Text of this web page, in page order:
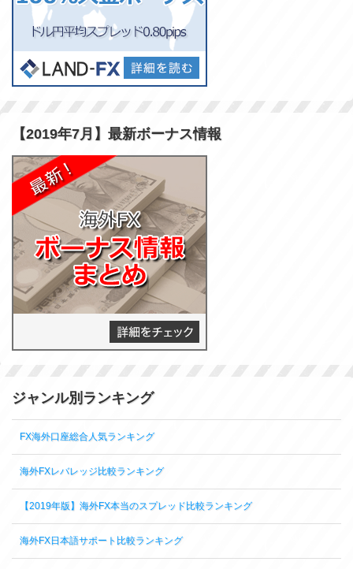
【2019年7月】最新ボーナス情報
ジャンル別ランキング
FX海外口座総合人気ランキング
海外FXレバレッジ比較ランキング
【2019年版】海外FX本当のスプレッド比較ランキング
海外FX日本語サポート比較ランキング